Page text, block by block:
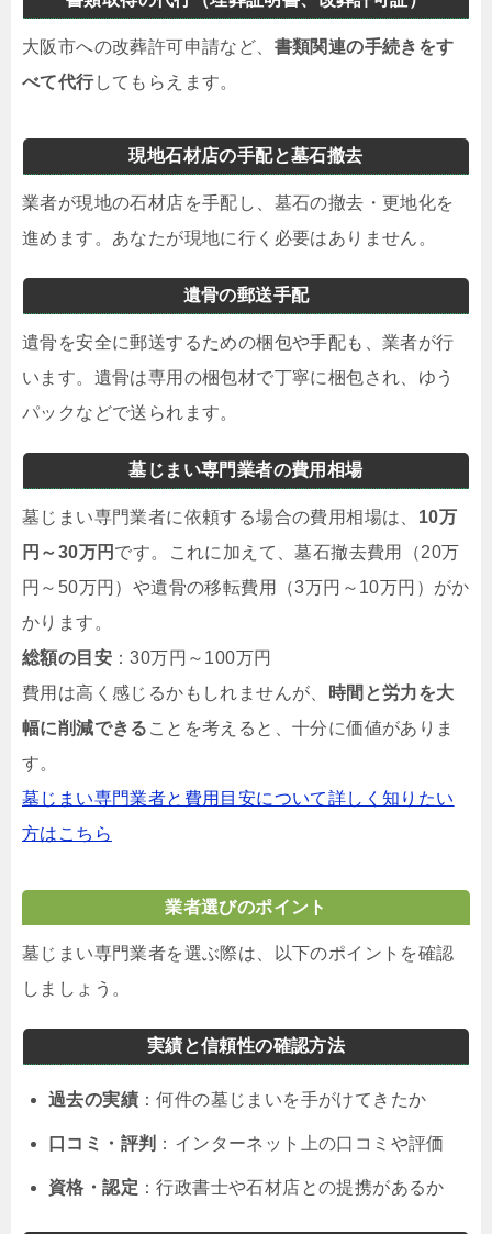
大阪市への改葬許可申請など、 書類関連の手続きをす
べて代行してもらえます。
現地石材店の手配と墓石撤去
業者が現地の石材店を手配し、墓石の撤去・更地化を
進めます。あなたが現地に行く必要はありません。
遺骨の郵送手配
遺骨を安全に郵送するための梱包や手配も、業者が行
います。遺骨は専用の梱包材で丁寧に梱包され、ゆう
パックなどで送られます。
墓じまい専門業者の費用相場
墓じまい専門業者に依頼する場合の費用相場は、 10万
円～30万円 です。これに加えて、墓石撤去費用（20万
円～50万円）や遺骨の移転費用（3万円～10万円）がか
かります。
総額の目安 ：30万円～100万円
費用は高く感じるかもしれませんが、
時間と労力を大
幅に削減できる ことを考えると、十分に価値がありま
す。
墓じまい専門業者と費用目安について詳しく知りたい
方はこちら
業者選びのポイント
墓じまい専門業者を選ぶ際は、以下のポイントを確認
しましょう。
実績と信頼性の確認方法
過去の実績 ：何件の墓じまいを手がけてきたか
口コミ・評判 ：インターネット上の口コミや評価
資格・認定 ：行政書士や石材店との提携があるか